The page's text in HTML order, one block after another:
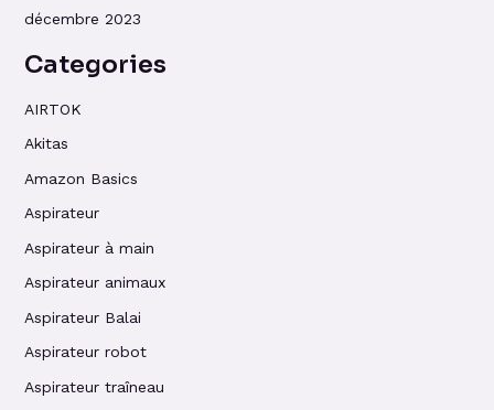
décembre 2023
Categories
AIRTOK
Akitas
Amazon Basics
Aspirateur
Aspirateur à main
Aspirateur animaux
Aspirateur Balai
Aspirateur robot
Aspirateur traîneau